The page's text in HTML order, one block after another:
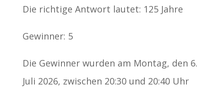
Die richtige Antwort lautet: 125 Jahre
Gewinner: 5
Die Gewinner wurden am Montag, den 6.
Juli 2026, zwischen 20:30 und 20:40 Uhr